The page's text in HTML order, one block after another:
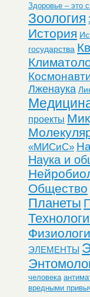
Здоровье – это
Зоология
История
государства
Лженаука
проекты
«МИСиС»
Наука и
Общество
Планеты
ЭЛЕМЕНТЫ
человека
вредными